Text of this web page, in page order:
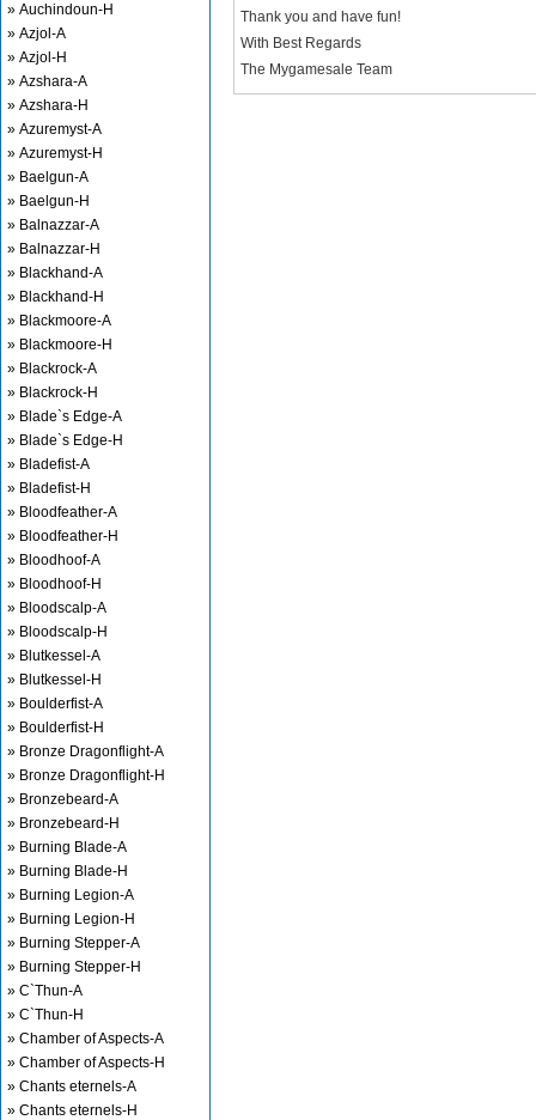
» Auchindoun-H
» Azjol-A
» Azjol-H
» Azshara-A
» Azshara-H
» Azuremyst-A
» Azuremyst-H
» Baelgun-A
» Baelgun-H
» Balnazzar-A
» Balnazzar-H
» Blackhand-A
» Blackhand-H
» Blackmoore-A
» Blackmoore-H
» Blackrock-A
» Blackrock-H
» Blade`s Edge-A
» Blade`s Edge-H
» Bladefist-A
» Bladefist-H
» Bloodfeather-A
» Bloodfeather-H
» Bloodhoof-A
» Bloodhoof-H
» Bloodscalp-A
» Bloodscalp-H
» Blutkessel-A
» Blutkessel-H
» Boulderfist-A
» Boulderfist-H
» Bronze Dragonflight-A
» Bronze Dragonflight-H
» Bronzebeard-A
» Bronzebeard-H
» Burning Blade-A
» Burning Blade-H
» Burning Legion-A
» Burning Legion-H
» Burning Stepper-A
» Burning Stepper-H
» C`Thun-A
» C`Thun-H
» Chamber of Aspects-A
» Chamber of Aspects-H
» Chants eternels-A
» Chants eternels-H
Thank you and have fun!
With Best Regards
The Mygamesale Team